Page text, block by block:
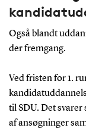
Også blandt
der fremgang.
Ved fristen for 1.
til SDU. Det svarer
af ansøgninger